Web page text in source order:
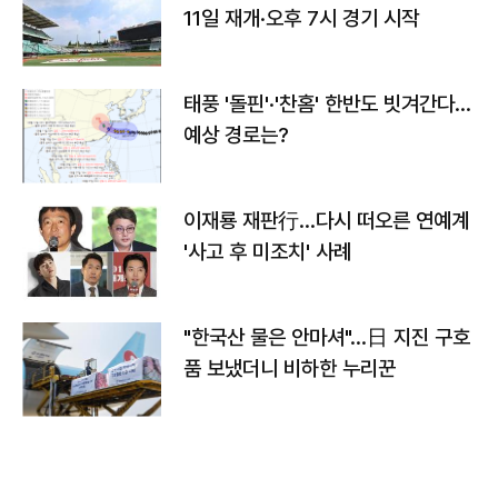
11일 재개·오후 7시 경기 시작
태풍 '돌핀'·'찬홈' 한반도 빗겨간다…
예상 경로는?
이재룡 재판行…다시 떠오른 연예계
'사고 후 미조치' 사례
"한국산 물은 안마셔"…日 지진 구호
품 보냈더니 비하한 누리꾼